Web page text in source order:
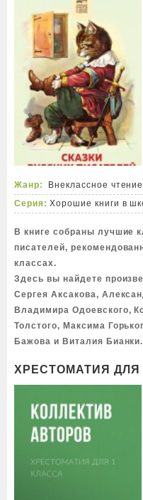
Жанр: Внеклассное чтение
Серия: Хорошие книги в
В книге собраны лучшие
писателей,
классах.
Здесь вы найдете
Сергея Аксакова,
Владимира Одоевского,
Толстого, Максима
Бажова и Виталия Бианки.
ХРЕСТОМАТИЯ ДЛЯ